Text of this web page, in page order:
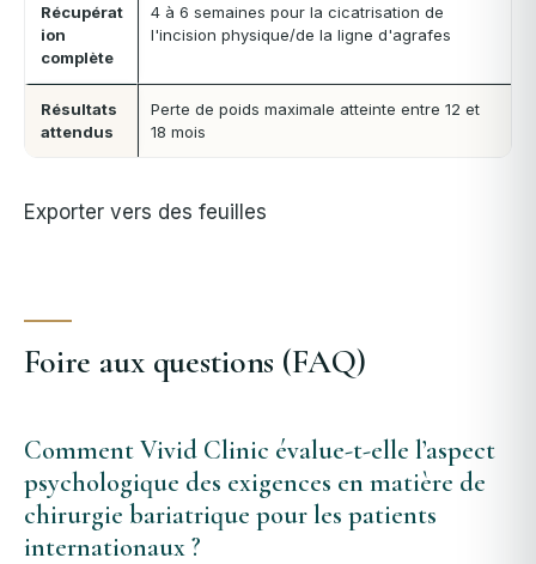
Récupérat
ion
complète
4 à 6 semaines pour la cicatrisation de
l'incision physique/de la ligne d'agrafes
Résultats
attendus
Perte de poids maximale atteinte entre 12 et
18 mois
Exporter vers des feuilles
Foire aux questions (FAQ)
Comment Vivid Clinic évalue-t-elle l’aspect
psychologique des exigences en matière de
chirurgie bariatrique pour les patients
internationaux ?